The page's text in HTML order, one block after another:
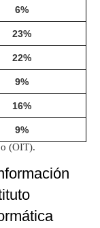
6%
23%
22%
9%
16%
9%
(OIT).